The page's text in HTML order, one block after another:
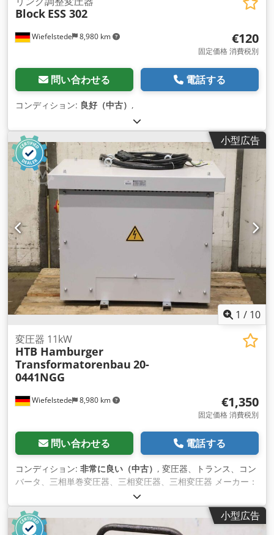
Wiefelstede 8,980 km
Block ESS 302
€120
固定価格 消費税別
問い合わせる 電話する
コンディション: 良好（中古） ,
小型広告
1 / 10
Wiefelstede 8,980 km
変圧器 11kW
HTB Hamburger
Transformatorenbau 20-
0441NGG
€1,350
固定価格 消費税別
問い合わせる 電話する
コンディション: 非常に良い（中古） , 変圧器、トランス、コン
バータ、三相単巻変圧器、三相変圧器、三相変圧器 メーカー：
ヨエン、三相変圧器型式20-0441NGG - 出力: 11kW -電圧: Pri.
400 V /秒 DC 48 V -技術データ: 写真の型式プレートを参照 -寸
法: 855/620/H680 mm Crsdpfx Aov E Hi Dohysf -重量: 197 kg
小型広告